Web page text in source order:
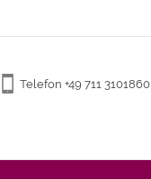
Telefon +49 711 3101860